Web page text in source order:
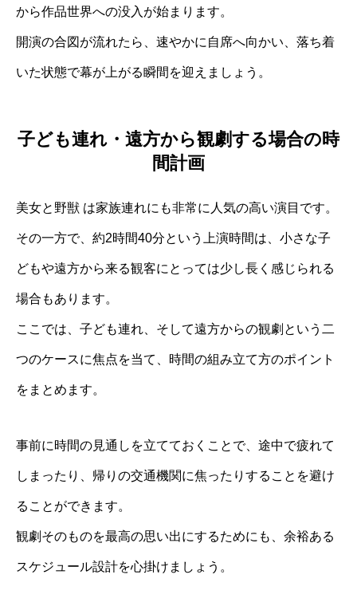
から作品世界への没入が始まります。
開演の合図が流れたら、速やかに自席へ向かい、落ち着
いた状態で幕が上がる瞬間を迎えましょう。
子ども連れ・遠方から観劇する場合の時
間計画
美女と野獣 は家族連れにも非常に人気の高い演目です。
その一方で、約2時間40分という上演時間は、小さな子
どもや遠方から来る観客にとっては少し長く感じられる
場合もあります。
ここでは、子ども連れ、そして遠方からの観劇という二
つのケースに焦点を当て、時間の組み立て方のポイント
をまとめます。
事前に時間の見通しを立てておくことで、途中で疲れて
しまったり、帰りの交通機関に焦ったりすることを避け
ることができます。
観劇そのものを最高の思い出にするためにも、余裕ある
スケジュール設計を心掛けましょう。